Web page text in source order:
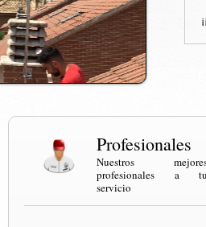
Profesionales
Nuestros
profesionales a tu
servicio